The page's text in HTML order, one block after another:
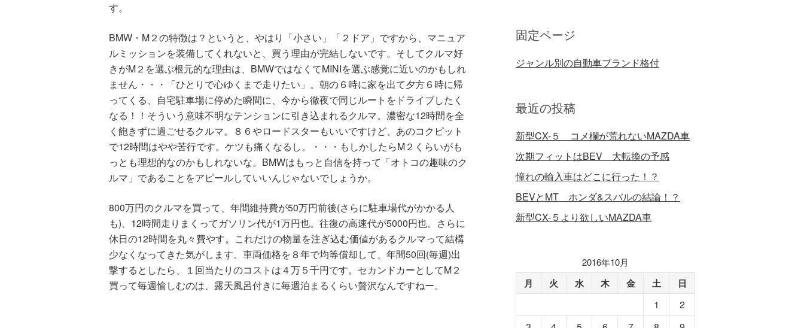
す。
BMW・M２の特徴は？というと、やはり「小さい」「２ドア」ですから、マニュア
ルミッションを装備してくれないと、買う理由が完結しないです。そしてクルマ好
きがM２を選ぶ根元的な理由は、BMWではなくてMINIを選ぶ感覚に近いのかもしれ
ません・・・「ひとりで心ゆくまで走りたい」。朝の６時に家を出て夕方６時に帰
ってくる、自宅駐車場に停めた瞬間に、今から徹夜で同じルートをドライブしたく
なる！！そういう意味不明なテンションに引き込まれるクルマ。濃密な12時間を全
く飽きずに過ごせるクルマ。８６やロードスターもいいですけど、あのコクピット
で12時間はやや苦行です。ケツも痛くなるし。・・・もしかしたらM２くらいがも
っとも理想的なのかもしれないな。BMWはもっと自信を持って「オトコの趣味のク
ルマ」であることをアピールしていいんじゃないでしょうか。
800万円のクルマを買って、年間維持費が50万円前後(さらに駐車場代がかかる人
も)、12時間走りまくってガソリン代が1万円也。往復の高速代が5000円也。さらに
休日の12時間を丸々費やす。これだけの物量を注ぎ込む価値があるクルマって結構
少なくなってきた気がします。車両価格を８年で均等償却して、年間50回(毎週)出
撃するとしたら、１回当たりのコストは４万５千円です。セカンドカーとしてM２
買って毎週愉しむのは、露天風呂付きに毎週泊まるくらい贅沢なんですねー。
固定ページ
ジャンル別の自動車ブランド格付
最近の投稿
新型CX-５ コメ欄が荒れないMAZDA車
次期フィットはBEV 大転換の予感
憧れの輸入車はどこに行った！？
BEVとMT ホンダ&スバルの結論！？
新型CX-５より欲しいMAZDA車
2016年10月
月 火 水 木 金 土 日
1
2